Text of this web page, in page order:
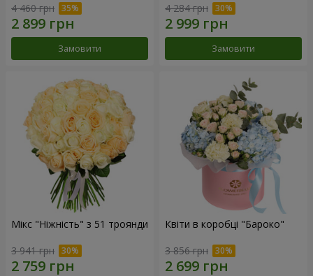
4 460 грн
Замовити
4 284 грн
Замовити
Мікс "Ніжність" з 51 троянди
3 941 грн
Квіти в коробці "Бароко"
3 856 грн